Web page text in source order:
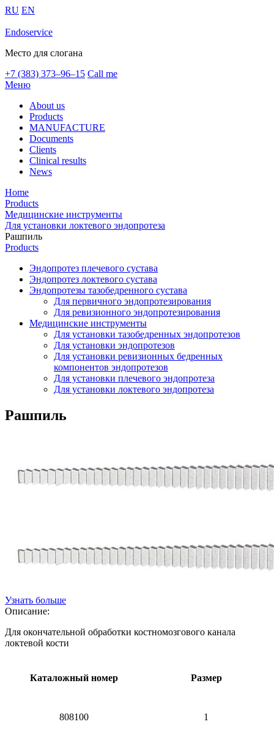
RU EN
Endoservice
Место для слогана
+7 (383) 373–96–15 Call me
Меню
About us
Products
MANUFACTURE
Documents
Clients
Clinical results
News
Home
Products
Медицинские инструменты
Для установки локтевого эндопротеза
Рашпиль
Products
Эндопротез плечевого сустава
Эндопротез локтевого сустава
Эндопротезы тазобедренного сустава
Для первичного эндопротезирования
Для ревизионного эндопротезирования
Медицинские инструменты
Для установки тазобедренных эндопротезов
Для установки эндопротезов
Для установки ревизионных бедренных
компонентов эндопротезов
Для установки плечевого эндопротеза
Для установки локтевого эндопротеза
Рашпиль
Узнать больше
Описание:
Для окончательной обработки костномозгового канала
локтевой кости
Каталожный номер Размер
808100 1